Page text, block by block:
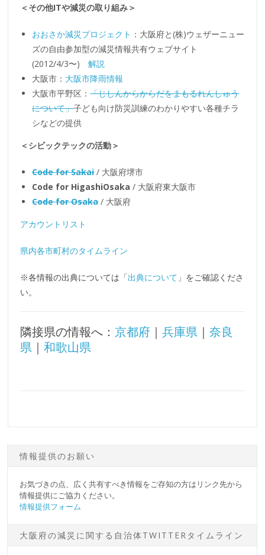
＜その他ITや減災の取り組み＞
おおさか減災プロジェクト ：大阪府と(株)ウェザーニュー
ズの自由参加型の減災情報共有ウェブサイト
(2012/4/3〜)解説
大阪市： 大阪市降雨情報
大阪市平野区：「じしんからからだをまもるれんしゅう
について」子ども向け防災訓練のわかりやすい各種チラ
シなどの提供
＜シビックテックの活動＞
Code for Sakai/ 大阪府堺市
Code for HigashiOsaka / 大阪府東大阪市
Code for Osaka/ 大阪府
アカウントリスト
県内各市町村のタイムライン
※各情報の出典については「出典について 」をご確認くださ
い。
隣接県の情報へ：京都府 ｜兵庫県 ｜奈良
県 ｜和歌山県
情報提供のお願い
お気づきの点、広く共有すべき情報をご存知の方はリンク先から
情報提供にご協力ください。
情報提供フォーム
大阪府の減災に関する自治体TWITTERタイムライン